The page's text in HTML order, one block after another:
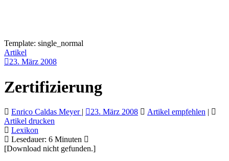
Template: single_normal
Artikel
23. März 2008
Zertifizierung
Enrico Caldas Meyer | 23. März 2008 Artikel empfehlen |
Artikel drucken
Lexikon
Lesedauer: 6 Minuten
[Download nicht gefunden.]